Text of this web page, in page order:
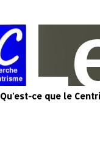
Qu'est-ce que le